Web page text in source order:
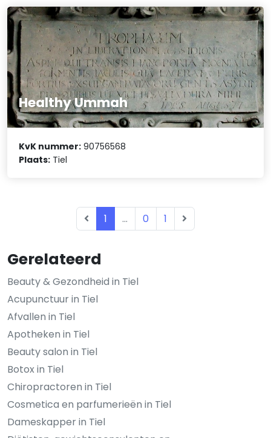
Gerelateerd
Beauty & Gezondheid in Tiel
Acupunctuur in Tiel
Afvallen in Tiel
Apotheken in Tiel
Beauty salon in Tiel
Botox in Tiel
Chiropractoren in Tiel
Cosmetica en parfumerieën in Tiel
Dameskapper in Tiel
Healthy Ummah
KvK nummer: 90756568
Plaats: Tiel
1 ... 0 1